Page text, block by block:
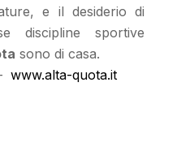
e il desiderio di
discipline sportive
sono di casa.
www.alta-quota.it